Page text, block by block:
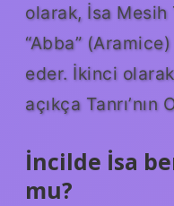
olarak, İsa Mesih
“Abba”
eder. İkinci
açıkça Tanrı’nın
İncilde İsa
mu?